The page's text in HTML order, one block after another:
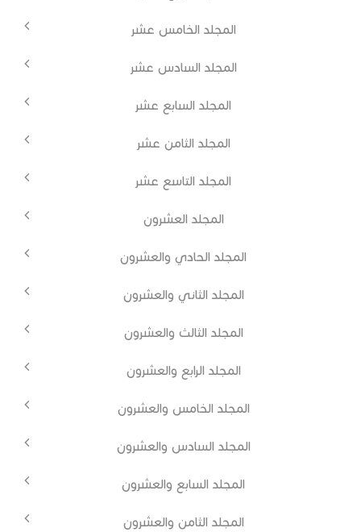
المجلد الخامس عشر
المجلد السادس عشر
المجلد السابع عشر
المجلد الثامن عشر
المجلد التاسع عشر
المجلد العشرون
المجلد الحادي والعشرون
المجلد الثاني والعشرون
المجلد الثالث والعشرون
المجلد الرابع والعشرون
المجلد الخامس والعشرون
المجلد السادس والعشرون
المجلد السابع والعشرون
المجلد الثامن والعشرون